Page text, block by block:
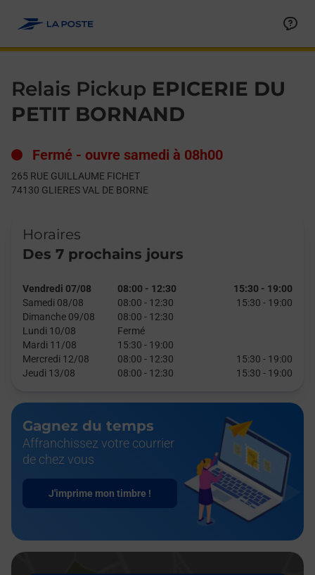
Relais Pickup EPICERIE DU
PETIT BORNAND
Fermé - ouvre samedi à 08h00
265 RUE GUILLAUME FICHET
74130 GLIERES VAL DE BORNE
Horaires
Des 7 prochains jours
Vendredi 07/08 08:00 - 12:30 15:30 - 19:00
Samedi 08/08
08:00 - 12:30 15:30 - 19:00
Dimanche 09/08
08:00 - 12:30
Lundi 10/08
Fermé
Mardi 11/08
15:30 - 19:00
Mercredi 12/08
08:00 - 12:30 15:30 - 19:00
Jeudi 13/08
08:00 - 12:30 15:30 - 19:00
Gagnez du temps
Affranchissez votre courrier
de chez vous
J'imprime mon timbre !